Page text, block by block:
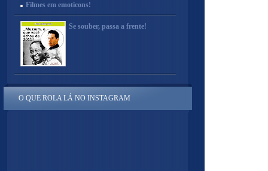
Filmes em emoticons!
Se souber, passa a frente!
O QUE ROLA LÁ NO INSTAGRAM